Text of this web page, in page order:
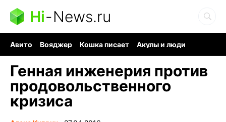
Hi-News.ru
Авито Вояджер Кошка писает
Акулы и люди
Генная инженерия против
продовольственного
кризиса